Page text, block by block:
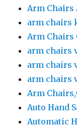
Arm Chairs
arm chairs
Arm Chairs
arm chairs
arm chairs
arm chairs
Arm
Auto Hand
Automatic